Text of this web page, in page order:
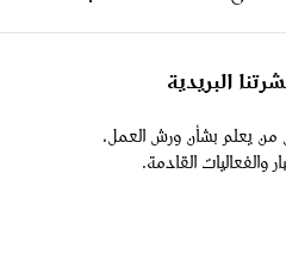
البريدية
يعلم بشأن ورش العمل،
والفعاليات القادمة.